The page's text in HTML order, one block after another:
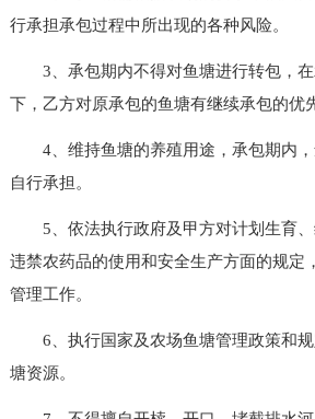
行承担承包过程中所出现的各种风险。
3、承包期内不得对鱼塘进行转包，在
下，乙方对原承包的鱼塘有继续承包的优
4、维持鱼塘的养殖用途，承包期内，
自行承担。
5、依法执行政府及甲方对计划生育、
违禁农药品的使用和安全生产方面的规定
管理工作。
6、执行国家及农场鱼塘管理政策和规
塘资源。